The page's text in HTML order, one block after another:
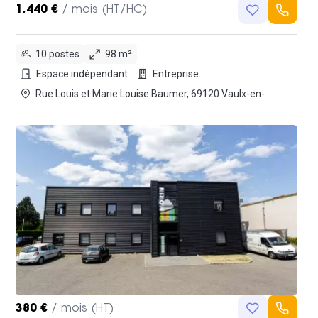
1,440 € / mois (HT/HC)
10 postes
98 m²
Espace indépendant
Entreprise
Rue Louis et Marie Louise Baumer, 69120 Vaulx-en-
380 € / mois (HT)